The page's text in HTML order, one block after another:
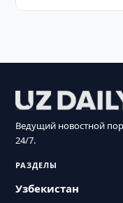
Ведущий новостной
24/7.
РАЗДЕЛЫ
Узбекистан